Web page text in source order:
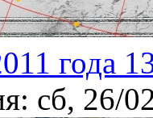
года
сб, 26/